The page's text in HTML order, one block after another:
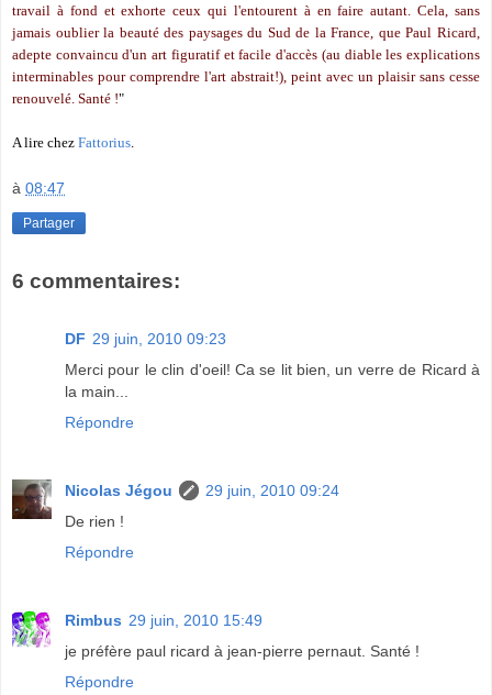
travail à fond et exhorte ceux qui l'entourent à en faire autant. Cela, sans
jamais oublier la beauté des paysages du Sud de la France, que Paul Ricard,
adepte convaincu d'un art figuratif et facile d'accès (au diable les explications
interminables pour comprendre l'art abstrait!), peint avec un plaisir sans cesse
renouvelé. Santé !"
A lire chez Fattorius
à 08:47
Partager
6 commentaires:
DF 29 juin, 2010 09:23
Merci pour le clin d'oeil! Ca se lit bien, un verre de Ricard à
la main...
Répondre
Nicolas Jégou
29 juin, 2010 09:24
De rien !
Répondre
Rimbus 29 juin, 2010 15:49
je préfère paul ricard à jean-pierre pernaut. Santé !
Répondre